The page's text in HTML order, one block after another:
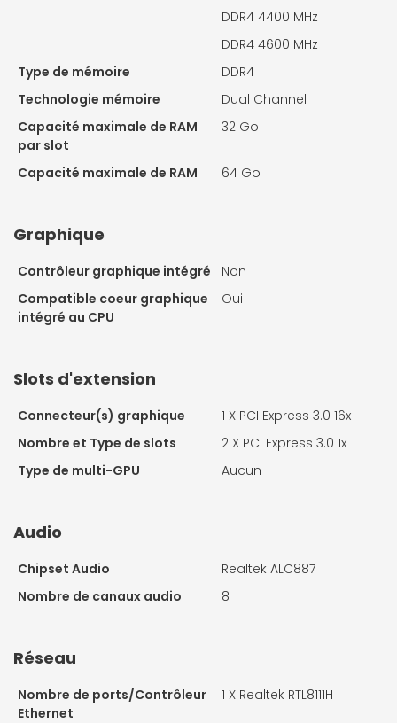
DDR4 4400 MHz
DDR4 4600 MHz
Type de mémoire
DDR4
Technologie mémoire
Dual Channel
Capacité maximale de RAM
par slot
32 Go
Capacité maximale de RAM 64 Go
Graphique
Contrôleur graphique intégré
Non
Compatible coeur graphique
intégré au CPU
Oui
Slots d'extension
Connecteur(s) graphique 1 X PCI Express 3.0 16x
Nombre et Type de slots
2 X PCI Express 3.0 1x
Type de multi-GPU
Aucun
Audio
Chipset Audio
Realtek ALC887
Nombre de canaux audio
8
Réseau
Nombre de ports/Contrôleur
Ethernet
1 X Realtek RTL8111H